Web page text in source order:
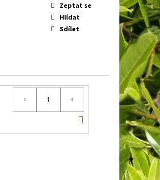
Zeptat se
Hlídat
Sdílet
KOŠÍKU